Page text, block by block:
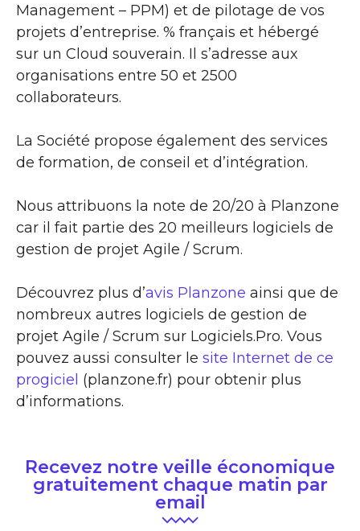
Management – PPM) et de pilotage de vos
projets d’entreprise. % français et hébergé
sur un Cloud souverain. Il s’adresse aux
organisations entre 50 et 2500
collaborateurs.
La Société propose également des services
de formation, de conseil et d’intégration.
Nous attribuons la note de 20/20 à Planzone
car il fait partie des 20 meilleurs logiciels de
gestion de projet Agile / Scrum.
Découvrez plus d’avis Planzone ainsi que de
nombreux autres logiciels de gestion de
projet Agile / Scrum sur Logiciels.Pro. Vous
pouvez aussi consulter le site Internet de ce
progiciel (planzone.fr) pour obtenir plus
d’informations.
Recevez notre veille économique
gratuitement chaque matin par
email